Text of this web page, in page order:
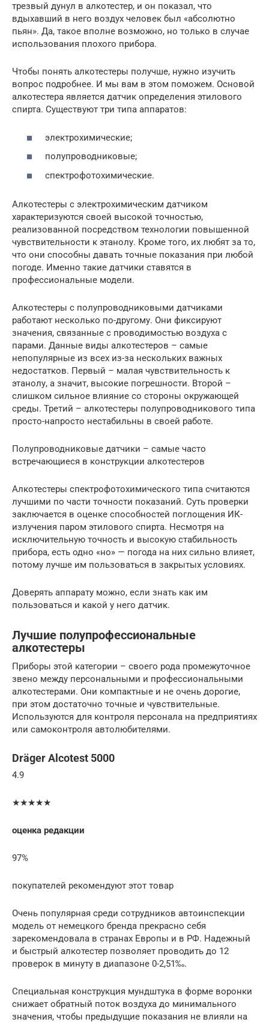
трезвый дунул в алкотестер, и он показал, что
вдыхавший в него воздух человек был «абсолютно
пьян». Да, такое вполне возможно, но только в случае
использования плохого прибора.
Чтобы понять алкотестеры получше, нужно изучить
вопрос подробнее. И мы вам в этом поможем. Основой
алкотестера является датчик определения этилового
спирта. Существуют три типа аппаратов:
электрохимические;
полупроводниковые;
спектрофотохимические.
Алкотестеры с электрохимическим датчиком
характеризуются своей высокой точностью,
реализованной посредством технологии повышенной
чувствительности к этанолу. Кроме того, их любят за то,
что они способны давать точные показания при любой
погоде. Именно такие датчики ставятся в
профессиональные модели.
Алкотестеры с полупроводниковыми датчиками
работают несколько по-другому. Они фиксируют
значения, связанные с проводимостью воздуха с
парами. Данные виды алкотестеров – самые
непопулярные из всех из-за нескольких важных
недостатков. Первый – малая чувствительность к
этанолу, а значит, высокие погрешности. Второй –
слишком сильное влияние со стороны окружающей
среды. Третий – алкотестеры полупроводникового типа
просто-напросто нестабильны в своей работе.
Полупроводниковые датчики – самые часто
встречающиеся в конструкции алкотестеров
Алкотестеры спектрофотохимического типа считаются
лучшими по части точности показаний. Суть проверки
заключается в оценке способностей поглощения ИК-
излучения паром этилового спирта. Несмотря на
исключительную точность и высокую стабильность
прибора, есть одно «но» — погода на них сильно влияет,
потому лучше им пользоваться в закрытых условиях.
Доверять аппарату можно, если знать как им
пользоваться и какой у него датчик.
Лучшие полупрофессиональные
алкотестеры
Приборы этой категории – своего рода промежуточное
звено между персональными и профессиональными
алкотестерами. Они компактные и не очень дорогие,
при этом достаточно точные и чувствительные.
Используются для контроля персонала на предприятиях
или самоконтроля автолюбителями.
Dräger Alcotest 5000
4.9
★★★★★
оценка редакции
97%
покупателей рекомендуют этот товар
Очень популярная среди сотрудников автоинспекции
модель от немецкого бренда прекрасно себя
зарекомендовала в странах Европы и в РФ. Надежный
и быстрый алкотестер позволяет проводить до 12
проверок в минуту в диапазоне 0-2,51‰.
Специальная конструкция мундштука в форме воронки
снижает обратный поток воздуха до минимального
значения, чтобы предыдущие показания не влияли на